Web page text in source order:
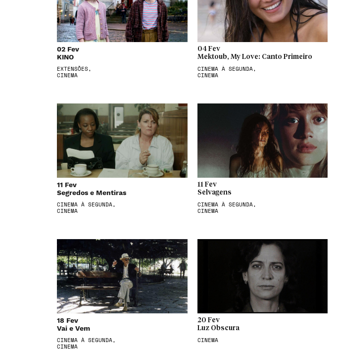
02 Fev
KINO
EXTENSÕES,
CINEMA
04 Fev
Mektoub, My Love: Canto Primeiro
CINEMA À SEGUNDA,
CINEMA
11 Fev
Segredos e Mentiras
CINEMA À SEGUNDA,
CINEMA
11 Fev
Selvagens
CINEMA À SEGUNDA,
CINEMA
18 Fev
Vai e Vem
CINEMA À SEGUNDA,
CINEMA
20 Fev
Luz Obscura
CINEMA